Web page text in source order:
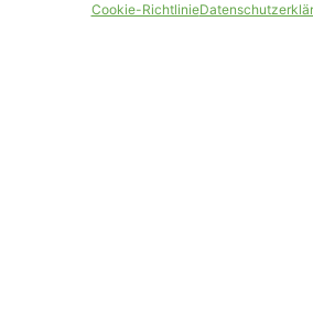
Cookie-Richtlinie